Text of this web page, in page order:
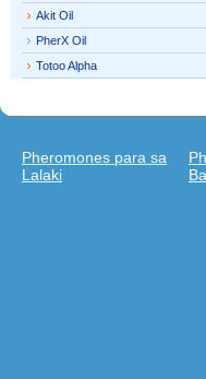
Akit Oil
PherX Oil
Totoo Alpha
Pheromones para sa
Lalaki